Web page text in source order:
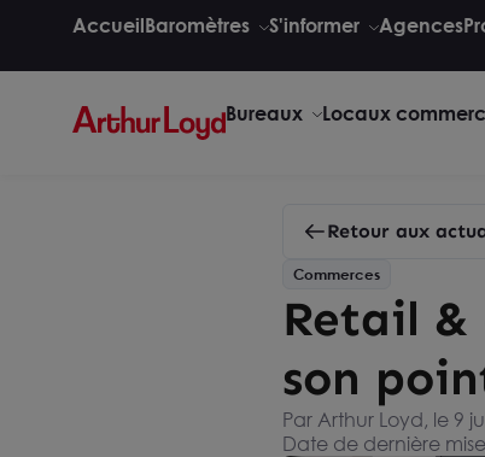
AccueilBaromètres S'informer Agences
Bureaux Locaux
Retour aux
Commerces
Retail
son
Par Arthur Loyd, le 9
Date de dernière